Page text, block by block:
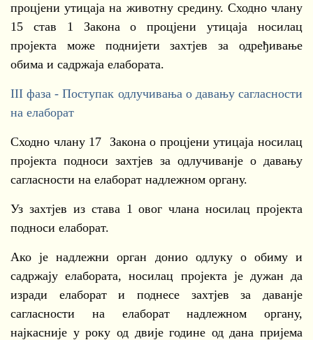
процјени утицаја на животну средину. Сходно члану
15 став 1 Закона о процјени утицаја носилац
пројекта може поднијети захтјев за одређивање
обима и садржаја елабората.
III фаза - Поступак одлучивања о давању сагласности
на елаборат
Сходно члану 17 Закона о процјени утицаја носилац
пројекта подноси захтјев за одлучиванје о давању
сагласности на елаборат надлежном органу.
Уз захтјев из става 1 овог члана носилац пројекта
подноси елаборат.
Ако је надлежни орган донио одлуку о обиму и
садржају елабората, носилац пројекта је дужан да
изради елаборат и поднесе захтјев за даванје
сагласности на елаборат надлежном органу,
најкасније у року од двије године од дана пријема